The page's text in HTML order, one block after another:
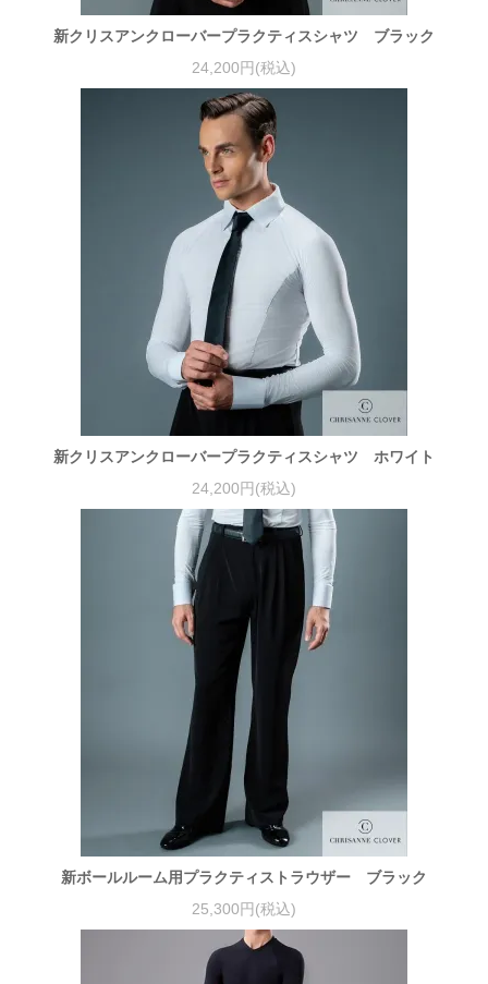
新クリスアンクローバープラクティスシャツ ブラック
24,200円(税込)
新クリスアンクローバープラクティスシャツ ホワイト
24,200円(税込)
新ボールルーム用プラクティストラウザー ブラック
25,300円(税込)